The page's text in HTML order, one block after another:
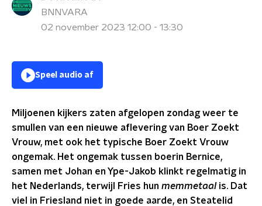
BNNVARA
02 november 2023 12:00 - 13:30
Speel audio af
Miljoenen kijkers zaten afgelopen zondag weer te
smullen van een nieuwe aflevering van Boer Zoekt
Vrouw, met ook het typische Boer Zoekt Vrouw
ongemak. Het ongemak tussen boerin Bernice,
samen met Johan en Ype-Jakob klinkt regelmatig in
het Nederlands, terwijl Fries hun memmetaal is. Dat
viel in Friesland niet in goede aarde, en Steatelid